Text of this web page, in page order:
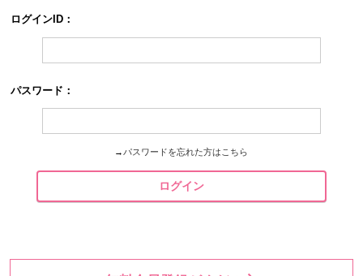
ログインID：
パスワード：
→ パスワードを忘れた方はこちら
ログイン